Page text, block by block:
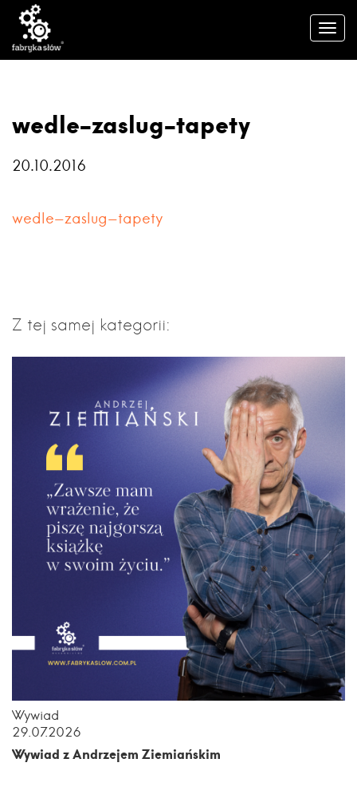
wedle-zaslug-tapety
20.10.2016
wedle-zaslug-tapety
Z tej samej kategorii:
Wywiad
29.07.2026
Wywiad z Andrzejem Ziemiańskim